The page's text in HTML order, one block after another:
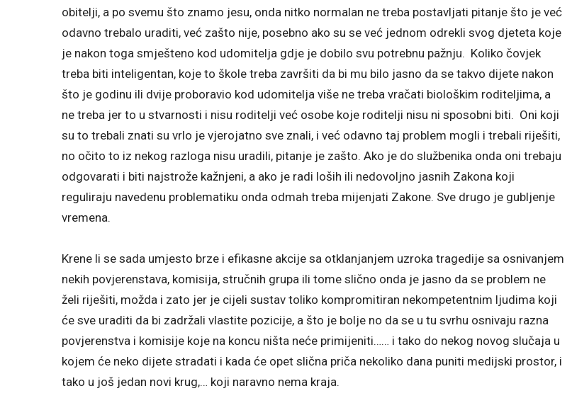
obitelji, a po svemu što znamo jesu, onda nitko normalan ne treba postavljati pitanje što je već
odavno trebalo uraditi, već zašto nije, posebno ako su se već jednom odrekli svog djeteta koje
je nakon toga smješteno kod udomitelja gdje je dobilo svu potrebnu pažnju. Koliko čovjek
treba biti inteligentan, koje to škole treba završiti da bi mu bilo jasno da se takvo dijete nakon
što je godinu ili dvije proboravio kod udomitelja više ne treba vračati biološkim roditeljima, a
ne treba jer to u stvarnosti i nisu roditelji već osobe koje roditelji nisu ni sposobni biti. Oni koji
su to trebali znati su vrlo je vjerojatno sve znali, i već odavno taj problem mogli i trebali riješiti,
no očito to iz nekog razloga nisu uradili, pitanje je zašto. Ako je do službenika onda oni trebaju
odgovarati i biti najstrože kažnjeni, a ako je radi loših ili nedovoljno jasnih Zakona koji
reguliraju navedenu problematiku onda odmah treba mijenjati Zakone. Sve drugo je gubljenje
vremena.
Krene li se sada umjesto brze i efikasne akcije sa otklanjanjem uzroka tragedije sa osnivanjem
nekih povjerenstava, komisija, stručnih grupa ili tome slično onda je jasno da se problem ne
želi riješiti, možda i zato jer je cijeli sustav toliko kompromitiran nekompetentnim ljudima koji
će sve uraditi da bi zadržali vlastite pozicije, a što je bolje no da se u tu svrhu osnivaju razna
povjerenstva i komisije koje na koncu ništa neće primijeniti…… i tako do nekog novog slučaja u
kojem će neko dijete stradati i kada će opet slična priča nekoliko dana puniti medijski prostor, i
tako u još jedan novi krug,… koji naravno nema kraja.